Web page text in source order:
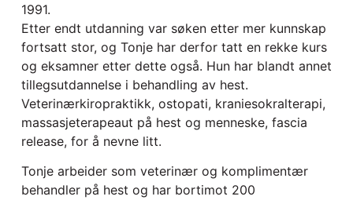
1991.
Etter endt utdanning var søken etter mer kunnskap
fortsatt stor, og Tonje har derfor tatt en rekke kurs
og eksamner etter dette også. Hun har blandt annet
tillegsutdannelse i behandling av hest.
Veterinærkiropraktikk, ostopati, kraniesokralterapi,
massasjeterapeaut på hest og menneske, fascia
release, for å nevne litt.
Tonje arbeider som veterinær og komplimentær
behandler på hest og har bortimot 200